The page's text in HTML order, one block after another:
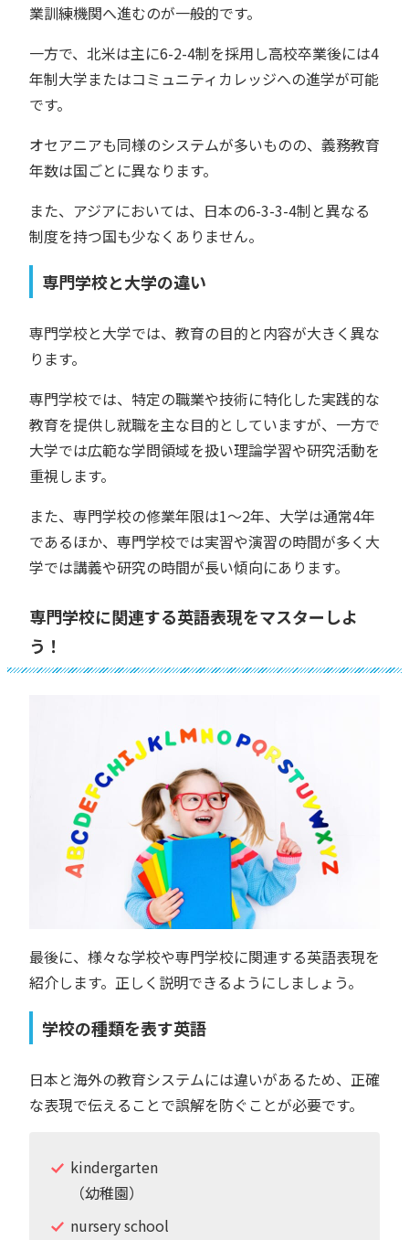
業訓練機関へ進むのが一般的です。
一方で、北米は主に6-2-4制を採用し高校卒業後には4
年制大学またはコミュニティカレッジへの進学が可能
です。
オセアニアも同様のシステムが多いものの、義務教育
年数は国ごとに異なります。
また、アジアにおいては、日本の6-3-3-4制と異なる
制度を持つ国も少なくありません。
専門学校と大学の違い
専門学校と大学では、教育の目的と内容が大きく異な
ります。
専門学校では、特定の職業や技術に特化した実践的な
教育を提供し就職を主な目的としていますが、一方で
大学では広範な学問領域を扱い理論学習や研究活動を
重視します。
また、専門学校の修業年限は1〜2年、大学は通常4年
であるほか、専門学校では実習や演習の時間が多く大
学では講義や研究の時間が長い傾向にあります。
専門学校に関連する英語表現をマスターしよ
う！
最後に、様々な学校や専門学校に関連する英語表現を
紹介します。正しく説明できるようにしましょう。
学校の種類を表す英語
日本と海外の教育システムには違いがあるため、正確
な表現で伝えることで誤解を防ぐことが必要です。
kindergarten
（幼稚園）
nursery school